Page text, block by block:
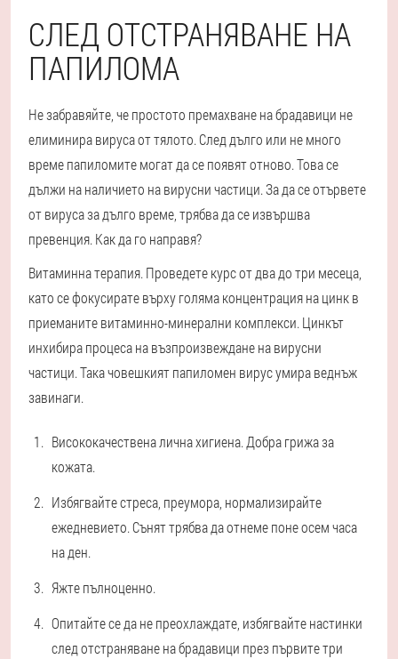
СЛЕД ОТСТРАНЯВАНЕ НА
ПАПИЛОМА
Не забравяйте, че простото премахване на брадавици не
елиминира вируса от тялото. След дълго или не много
време папиломите могат да се появят отново. Това се
дължи на наличието на вирусни частици. За да се отървете
от вируса за дълго време, трябва да се извършва
превенция. Как да го направя?
Витаминна терапия. Проведете курс от два до три месеца,
като се фокусирате върху голяма концентрация на цинк в
приеманите витаминно-минерални комплекси. Цинкът
инхибира процеса на възпроизвеждане на вирусни
частици. Така човешкият папиломен вирус умира веднъж
завинаги.
Висококачествена лична хигиена. Добра грижа за
кожата.
Избягвайте стреса, преумора, нормализирайте
ежедневието. Сънят трябва да отнеме поне осем часа
на ден.
Яжте пълноценно.
Опитайте се да не преохлаждате, избягвайте настинки
след отстраняване на брадавици през първите три